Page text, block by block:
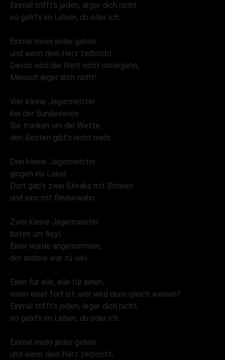
Einmal trifft's jeden, ärger dich nicht,
so geht's im Leben, du oder ich.
Einmal muss jeder gehen
und wenn dein Herz zerbricht.
Davon wird die Welt nicht untergehn,
Mensch ärger dich nicht!
Vier kleine Jägermeister
bei der Bundeswehr.
Sie tranken um die Wette,
den Besten gibt's nicht mehr.
Drei kleine Jägermeister
gingen ins Lokal.
Dort gab's zwei Steaks mit Bohnen
und eins mit Rinderwahn.
Zwei kleine Jägermeister
baten um Asyl.
Einer wurde angenommen,
der andere war zu viel.
Einer für alle, alle für einen,
wenn einer fort ist, wer wird denn gleich weinen?
Einmal trifft's jeden, ärger dich nicht,
so geht's im Leben, du oder ich.
Einmal muss jeder gehen
und wenn dein Herz zerbricht,